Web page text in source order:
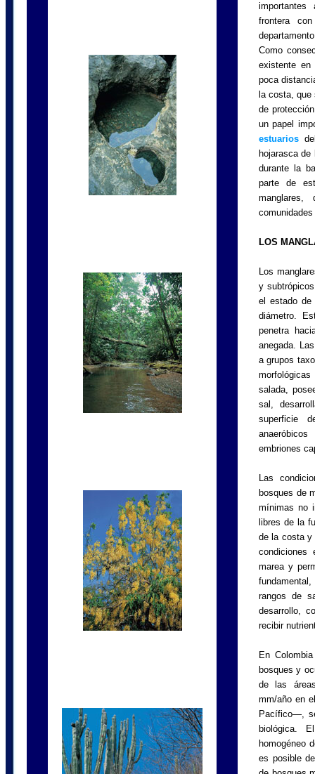
frontera
Como
existente en
poca
la costa,
de
un papel
estuarios
hojarasca
durante la
parte de
LOS
Los
y
el estado de
diámetro.
penetra
anegada.
a grupos
salada,
sal,
superficie
embriones
Las
bosques de
mínimas no
libres de la
de la costa y
marea y
rangos de
desarrollo,
recibir
En
bosques y
de las
mm/año en
Pacífico—,
biológica.
homogéneo
es posible